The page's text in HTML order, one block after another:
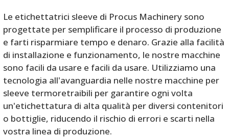
Le etichettatrici sleeve di Procus Machinery sono
progettate per semplificare il processo di produzione
e farti risparmiare tempo e denaro. Grazie alla facilità
di installazione e funzionamento, le nostre macchine
sono facili da usare e facili da usare. Utilizziamo una
tecnologia all'avanguardia nelle nostre macchine per
sleeve termoretraibili per garantire ogni volta
un'etichettatura di alta qualità per diversi contenitori
o bottiglie, riducendo il rischio di errori e scarti nella
vostra linea di produzione.